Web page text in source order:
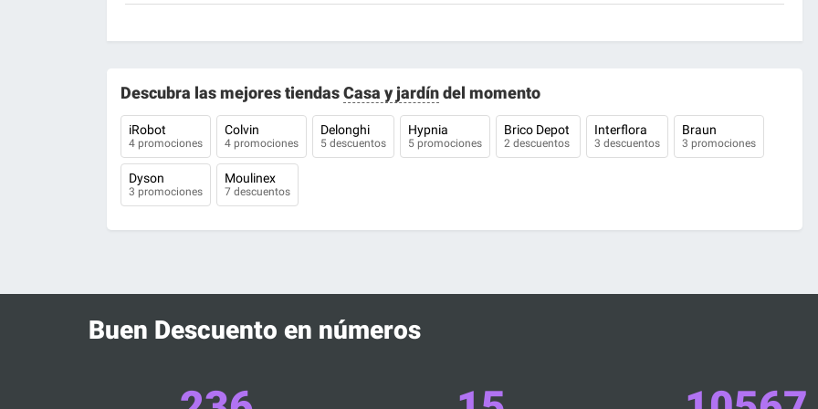
Descubra las mejores tiendasCasa y jardíndel momento
iRobot
4 promociones
Colvin
4 promociones
Delonghi
5 descuentos
Hypnia
5 promociones
Brico Depot
2 descuentos
Interflora
3 descuentos
Braun
3 promociones
Dyson
3 promociones
Moulinex
7 descuentos
Buen Descuento en números